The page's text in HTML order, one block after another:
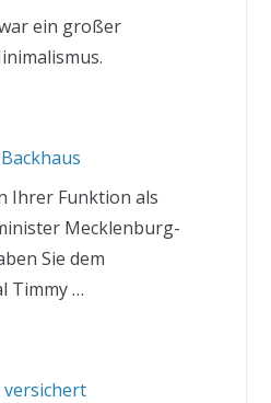
ein großer
Ihrer Funktion als
Mecklenburg-
Sie dem
Timmy …
versichert